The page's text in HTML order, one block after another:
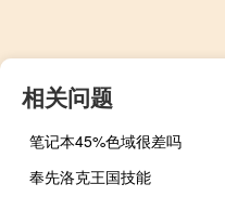
相关问题
笔记本45%色域很差吗
奉先洛克王国技能